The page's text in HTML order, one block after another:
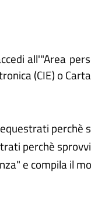
all'"Area
(CIE) o
perchè
perchè
e compila il